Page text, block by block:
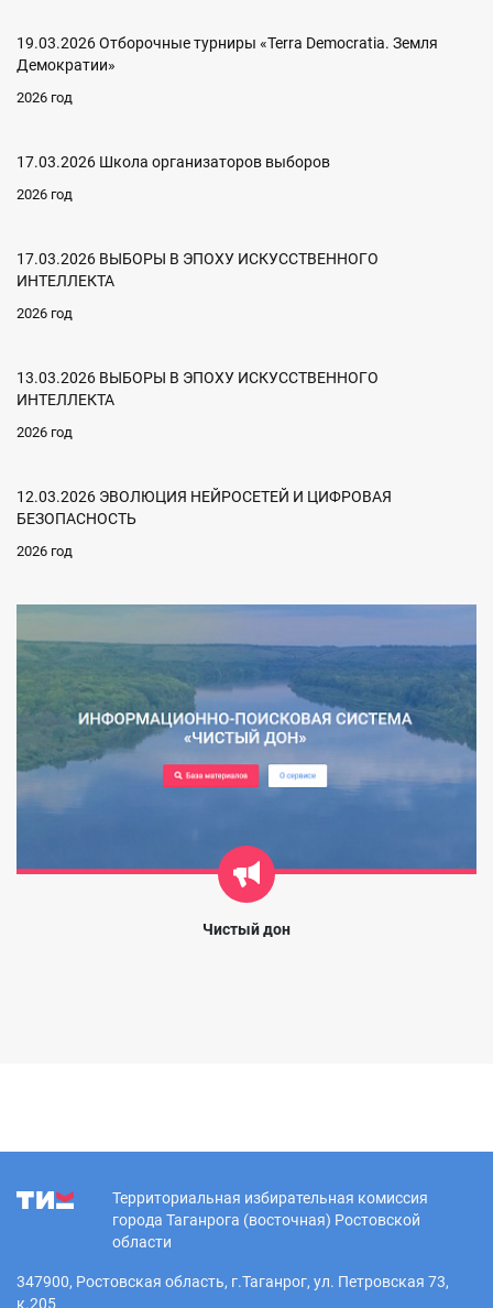
19.03.2026 Отборочные турниры «Terra Democratia. Земля
Демократии»
2026 год
17.03.2026 Школа организаторов выборов
2026 год
17.03.2026 ВЫБОРЫ В ЭПОХУ ИСКУССТВЕННОГО
ИНТЕЛЛЕКТА
2026 год
13.03.2026 ВЫБОРЫ В ЭПОХУ ИСКУССТВЕННОГО
ИНТЕЛЛЕКТА
2026 год
12.03.2026 ЭВОЛЮЦИЯ НЕЙРОСЕТЕЙ И ЦИФРОВАЯ
БЕЗОПАСНОСТЬ
2026 год
Чистый дон
Территориальная избирательная комиссия
города Таганрога (восточная) Ростовской
области
347900, Ростовская область, г.Таганрог, ул. Петровская 73,
к.205